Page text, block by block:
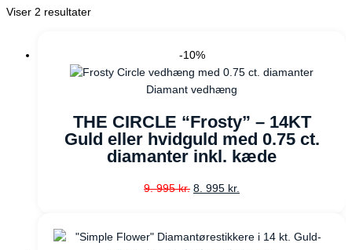
Viser 2 resultater
-10%
Diamant vedhæng
THE CIRCLE “Frosty” – 14KT
Guld eller hvidguld med 0.75 ct.
diamanter inkl. kæde
9. 995kr. 8. 995 kr.